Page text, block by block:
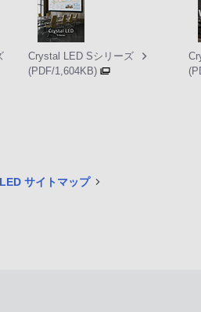
Crystal LED Sシリーズ
(PDF/1,604KB)
サイトマップ